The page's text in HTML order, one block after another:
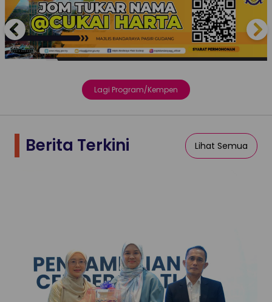
Next
Lagi Program/Kempen
Berita Terkini Lihat Semua